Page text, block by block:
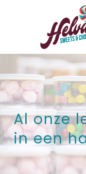
Al onze
in een